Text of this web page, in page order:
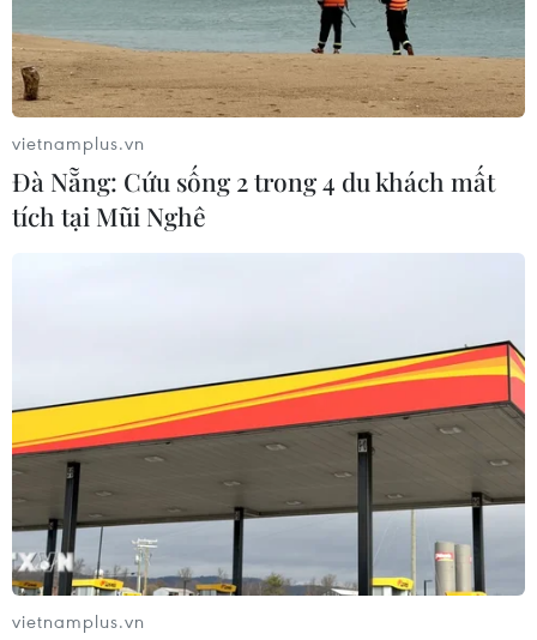
vietnamplus.vn
Đà Nẵng: Cứu sống 2 trong 4 du khách mất
tích tại Mũi Nghê
vietnamplus.vn